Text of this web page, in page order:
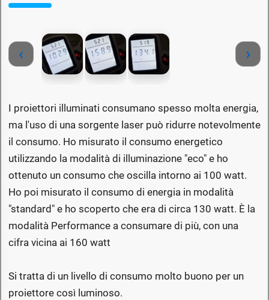
‹ ›
I proiettori illuminati consumano spesso molta energia,
ma l'uso di una sorgente laser può ridurre notevolmente
il consumo. Ho misurato il consumo energetico
utilizzando la modalità di illuminazione "eco" e ho
ottenuto un consumo che oscilla intorno ai 100 watt.
Ho poi misurato il consumo di energia in modalità
"standard" e ho scoperto che era di circa 130 watt. È la
modalità Performance a consumare di più, con una
cifra vicina ai 160 watt
Si tratta di un livello di consumo molto buono per un
proiettore così luminoso.